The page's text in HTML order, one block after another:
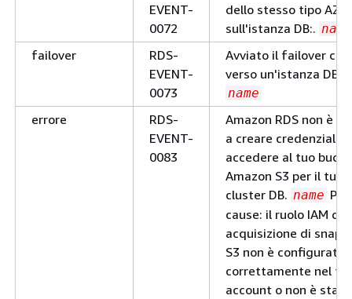
EVENT-
0072
dello stesso tipo AZ
sull'istanza DB:. name
failover
RDS-
EVENT-
0073
Avviato il failover
verso un'istanza DB:.
name
errore
RDS-
EVENT-
0083
Amazon RDS non è
a creare credenziali
accedere al tuo
Amazon S3 per il tuo
cluster DB. name
cause: il ruolo IAM di
acquisizione di
S3 non è configurato
correttamente nel
account o non è stato